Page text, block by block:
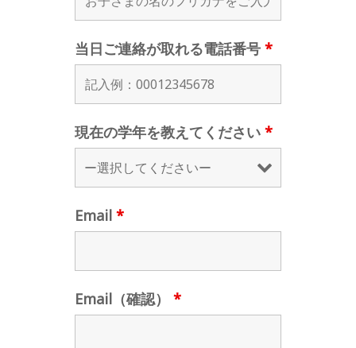
当日ご連絡が取れる電話番号 *
現在の学年を教えてください *
Email *
Email（確認） *